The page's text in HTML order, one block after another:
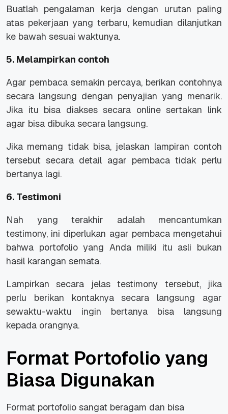
Buatlah pengalaman kerja dengan urutan paling
atas pekerjaan yang terbaru, kemudian dilanjutkan
ke bawah sesuai waktunya.
5. Melampirkan contoh
Agar pembaca semakin percaya, berikan contohnya
secara langsung dengan penyajian yang menarik.
Jika itu bisa diakses secara online sertakan link
agar bisa dibuka secara langsung.
Jika memang tidak bisa, jelaskan lampiran contoh
tersebut secara detail agar pembaca tidak perlu
bertanya lagi.
6. Testimoni
Nah yang terakhir adalah mencantumkan
testimony, ini diperlukan agar pembaca mengetahui
bahwa portofolio yang Anda miliki itu asli bukan
hasil karangan semata.
Lampirkan secara jelas testimony tersebut, jika
perlu berikan kontaknya secara langsung agar
sewaktu-waktu ingin bertanya bisa langsung
kepada orangnya.
Format Portofolio yang
Biasa Digunakan
Format portofolio sangat beragam dan bisa